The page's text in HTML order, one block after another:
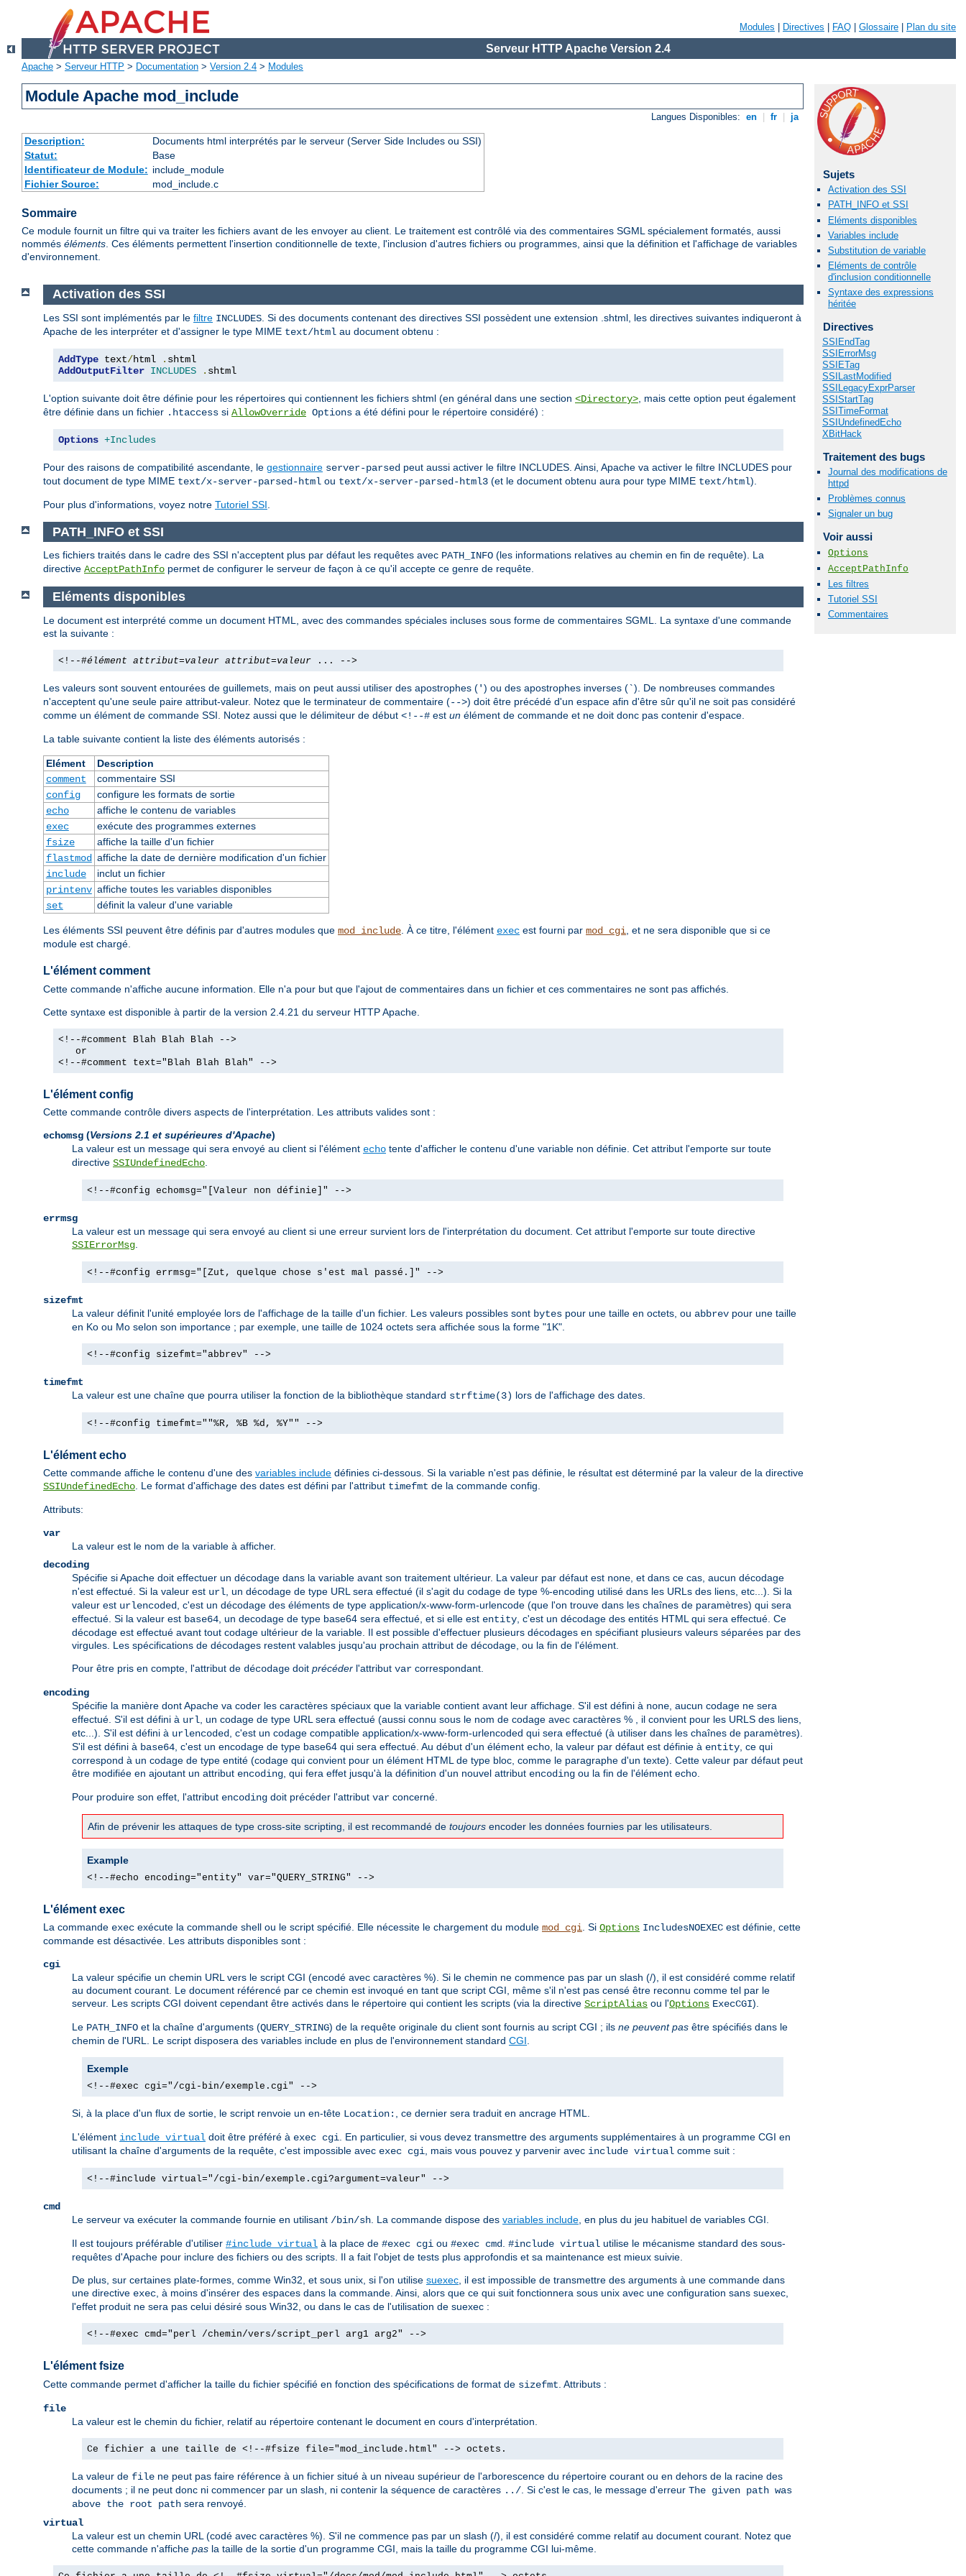
Modules Directives FAQ Glossaire Plan du site
Serveur HTTP Apache Version 2.4
Apache > Serveur HTTP > Documentation > Version 2.4 > Modules
Module Apache mod_include
Langues Disponibles: en fr ja
Description:
Documents html interprétés par le serveur (Server Side Includes ou SSI)
Statut:
Base
Identificateur de Module: include_module
Fichier Source:
mod_include.c
Sommaire
Ce module fournit un filtre qui va traiter les fichiers avant de les envoyer au client. Le traitement est contrôlé via des commentaires SGML spécialement formatés, aussi
nommés éléments. Ces éléments permettent l'insertion conditionnelle de texte, l'inclusion d'autres fichiers ou programmes, ainsi que la définition et l'affichage de variables
d'environnement.
Sujets
Activation des SSI
PATH_INFO et SSI
Eléments disponibles
Variables include
Substitution de variable
Eléments de contrôle
d'inclusion conditionnelle
Syntaxe des expressions
héritée
Directives
SSIEndTag
SSIErrorMsg
SSIETag
SSILastModified
SSILegacyExprParser
SSIStartTag
SSITimeFormat
SSIUndefinedEcho
XBitHack
Traitement des bugs
Journal des modifications de
httpd
Problèmes connus
Signaler un bug
Voir aussi
Options
AcceptPathInfo
Les filtres
Tutoriel SSI
Commentaires
Activation des SSI
Les SSI sont implémentés par le filtre INCLUDES . Si des documents contenant des directives SSI possèdent une extension .shtml, les directives suivantes indiqueront à
Apache de les interpréter et d'assigner le type MIME text/html au document obtenu :
AddType text/html .
AddOutputFilter INCLUDES . shtml
L'option suivante doit être définie pour les répertoires qui contiennent les fichiers shtml (en général dans une section <Directory> , mais cette option peut également
être définie dans un fichier .htaccess si AllowOverride Options a été défini pour le répertoire considéré) :
Options +Includes
Pour des raisons de compatibilité ascendante, le gestionnaire server-parsed peut aussi activer le filtre INCLUDES. Ainsi, Apache va activer le filtre INCLUDES pour
tout document de type MIME text/x-server-parsed-html ou text/x-server-parsed-html3 (et le document obtenu aura pour type MIME text/html).
Pour plus d'informations, voyez notre Tutoriel SSI
PATH_INFO et SSI
Les fichiers traités dans le cadre des SSI n'acceptent plus par défaut les requêtes avec PATH_INFO (les informations relatives au chemin en fin de requête). La
directive AcceptPathInfo permet de configurer le serveur de façon à ce qu'il accepte ce genre de requête.
Eléments disponibles
Le document est interprété comme un document HTML, avec des commandes spéciales incluses sous forme de commentaires SGML. La syntaxe d'une commande
est la suivante :
<!--#élément attribut=valeur attribut=valeur ... -->
Les valeurs sont souvent entourées de guillemets, mais on peut aussi utiliser des apostrophes (') ou des apostrophes inverses (`). De nombreuses commandes
n'acceptent qu'une seule paire attribut-valeur. Notez que le terminateur de commentaire (-->) doit être précédé d'un espace afin d'être sûr qu'il ne soit pas considéré
comme un élément de commande SSI. Notez aussi que le délimiteur de début <!--# est un élément de commande et ne doit donc pas contenir d'espace.
La table suivante contient la liste des éléments autorisés :
Elément
Description
comment
commentaire SSI
config
configure les formats de sortie
echo
affiche le contenu de variables
exec
exécute des programmes externes
fsize
affiche la taille d'un fichier
flastmod affiche la date de dernière modification d'un fichier
include
inclut un fichier
printenv affiche toutes les variables disponibles
set
définit la valeur d'une variable
Les éléments SSI peuvent être définis par d'autres modules que mod_include . À ce titre, l'élément exec est fourni par mod_cgi , et ne sera disponible que si ce
module est chargé.
L'élément comment
Cette commande n'affiche aucune information. Elle n'a pour but que l'ajout de commentaires dans un fichier et ces commentaires ne sont pas affichés.
Cette syntaxe est disponible à partir de la version 2.4.21 du serveur HTTP Apache.
<!--#comment Blah Blah Blah -->
or
<!--#comment text="Blah Blah Blah" -->
L'élément config
Cette commande contrôle divers aspects de l'interprétation. Les attributs valides sont :
echomsg (Versions 2.1 et supérieures d'Apache)
La valeur est un message qui sera envoyé au client si l'élément echo tente d'afficher le contenu d'une variable non définie. Cet attribut l'emporte sur toute
directive SSIUndefinedEcho
<!--#config echomsg="[Valeur non définie]" -->
errmsg
La valeur est un message qui sera envoyé au client si une erreur survient lors de l'interprétation du document. Cet attribut l'emporte sur toute directive
SSIErrorMsg
<!--#config errmsg="[Zut, quelque chose s'est mal passé.]" -->
sizefmt
La valeur définit l'unité employée lors de l'affichage de la taille d'un fichier. Les valeurs possibles sont bytes pour une taille en octets, ou abbrev pour une taille
en Ko ou Mo selon son importance ; par exemple, une taille de 1024 octets sera affichée sous la forme "1K".
<!--#config sizefmt="abbrev" -->
timefmt
La valeur est une chaîne que pourra utiliser la fonction de la bibliothèque standard strftime(3) lors de l'affichage des dates.
<!--#config timefmt=""%R, %B %d, %Y"" -->
L'élément echo
Cette commande affiche le contenu d'une des variables include définies ci-dessous. Si la variable n'est pas définie, le résultat est déterminé par la valeur de la directive
SSIUndefinedEcho . Le format d'affichage des dates est défini par l'attribut timefmt de la commande config.
Attributs:
var
La valeur est le nom de la variable à afficher.
decoding
Spécifie si Apache doit effectuer un décodage dans la variable avant son traitement ultérieur. La valeur par défaut est none , et dans ce cas, aucun décodage
n'est effectué. Si la valeur est url , un décodage de type URL sera effectué (il s'agit du codage de type %-encoding utilisé dans les URLs des liens, etc...). Si la
valeur est urlencoded
, c'est un décodage des éléments de type application/x-www-form-urlencode (que l'on trouve dans les chaînes de paramètres) qui sera
effectué. Si la valeur est base64 , un decodage de type base64 sera effectué, et si elle est entity , c'est un décodage des entités HTML qui sera effectué. Ce
décodage est effectué avant tout codage ultérieur de la variable. Il est possible d'effectuer plusieurs décodages en spécifiant plusieurs valeurs séparées par des
virgules. Les spécifications de décodages restent valables jusqu'au prochain attribut de décodage, ou la fin de l'élément.
Pour être pris en compte, l'attribut de décodage doit précéder l'attribut var correspondant.
encoding
Spécifie la manière dont Apache va coder les caractères spéciaux que la variable contient avant leur affichage. S'il est défini à none , aucun codage ne sera
effectué. S'il est défini à url , un codage de type URL sera effectué (aussi connu sous le nom de codage avec caractères % , il convient pour les URLS des liens,
etc...). S'il est défini à urlencoded
, c'est un codage compatible application/x-www-form-urlencoded qui sera effectué (à utiliser dans les chaînes de paramètres).
S'il est défini à base64 , c'est un encodage de type base64 qui sera effectué. Au début d'un élément echo , la valeur par défaut est définie à entity , ce qui
correspond à un codage de type entité (codage qui convient pour un élément HTML de type bloc, comme le paragraphe d'un texte). Cette valeur par défaut peut
être modifiée en ajoutant un attribut encoding , qui fera effet jusqu'à la définition d'un nouvel attribut encoding ou la fin de l'élément echo.
Pour produire son effet, l'attribut encoding doit précéder l'attribut var concerné.
Afin de prévenir les attaques de type cross-site scripting, il est recommandé de toujours encoder les données fournies par les utilisateurs.
Example
<!--#echo encoding="entity" var="QUERY_STRING" -->
L'élément exec
La commande exec exécute la commande shell ou le script spécifié. Elle nécessite le chargement du module mod_cgi. Si Options IncludesNOEXEC est définie, cette
commande est désactivée. Les attributs disponibles sont :
cgi
La valeur spécifie un chemin URL vers le script CGI (encodé avec caractères %). Si le chemin ne commence pas par un slash (/), il est considéré comme relatif
au document courant. Le document référencé par ce chemin est invoqué en tant que script CGI, même s'il n'est pas censé être reconnu comme tel par le
serveur. Les scripts CGI doivent cependant être activés dans le répertoire qui contient les scripts (via la directive ScriptAlias ou l'Options ExecCGI).
Le PATH_INFO et la chaîne d'arguments (QUERY_STRING) de la requête originale du client sont fournis au script CGI ; ils ne peuvent pas être spécifiés dans le
chemin de l'URL. Le script disposera des variables include en plus de l'environnement standard CGI.
Exemple
<!--#exec cgi="/cgi-bin/exemple.cgi" -->
Si, à la place d'un flux de sortie, le script renvoie un en-tête Location: , ce dernier sera traduit en ancrage HTML.
L'élément include virtual doit être préféré à exec cgi. En particulier, si vous devez transmettre des arguments supplémentaires à un programme CGI en
utilisant la chaîne d'arguments de la requête, c'est impossible avec exec cgi, mais vous pouvez y parvenir avec include virtual comme suit :
<!--#include virtual="/cgi-bin/exemple.cgi?argument=valeur" -->
cmd
Le serveur va exécuter la commande fournie en utilisant /bin/sh. La commande dispose des variables include, en plus du jeu habituel de variables CGI.
Il est toujours préférable d'utiliser #include virtual à la place de #exec cgi ou #exec cmd. #include virtual utilise le mécanisme standard des sous-
requêtes d'Apache pour inclure des fichiers ou des scripts. Il a fait l'objet de tests plus approfondis et sa maintenance est mieux suivie.
De plus, sur certaines plate-formes, comme Win32, et sous unix, si l'on utilise suexec, il est impossible de transmettre des arguments à une commande dans
une directive exec, à moins d'insérer des espaces dans la commande. Ainsi, alors que ce qui suit fonctionnera sous unix avec une configuration sans suexec,
l'effet produit ne sera pas celui désiré sous Win32, ou dans le cas de l'utilisation de suexec :
<!--#exec cmd="perl /chemin/vers/script_perl arg1 arg2" -->
L'élément fsize
Cette commande permet d'afficher la taille du fichier spécifié en fonction des spécifications de format de sizefmt . Attributs :
file
La valeur est le chemin du fichier, relatif au répertoire contenant le document en cours d'interprétation.
Ce fichier a une taille de <!--#fsize file="mod_include.html" --> octets.
La valeur de file ne peut pas faire référence à un fichier situé à un niveau supérieur de l'arborescence du répertoire courant ou en dehors de la racine des
documents ; il ne peut donc ni commencer par un slash, ni contenir la séquence de caractères ../ . Si c'est le cas, le message d'erreur The given path was
above the root path sera renvoyé.
virtual
La valeur est un chemin URL (codé avec caractères %). S'il ne commence pas par un slash (/), il est considéré comme relatif au document courant. Notez que
cette commande n'affiche pas la taille de la sortie d'un programme CGI, mais la taille du programme CGI lui-même.